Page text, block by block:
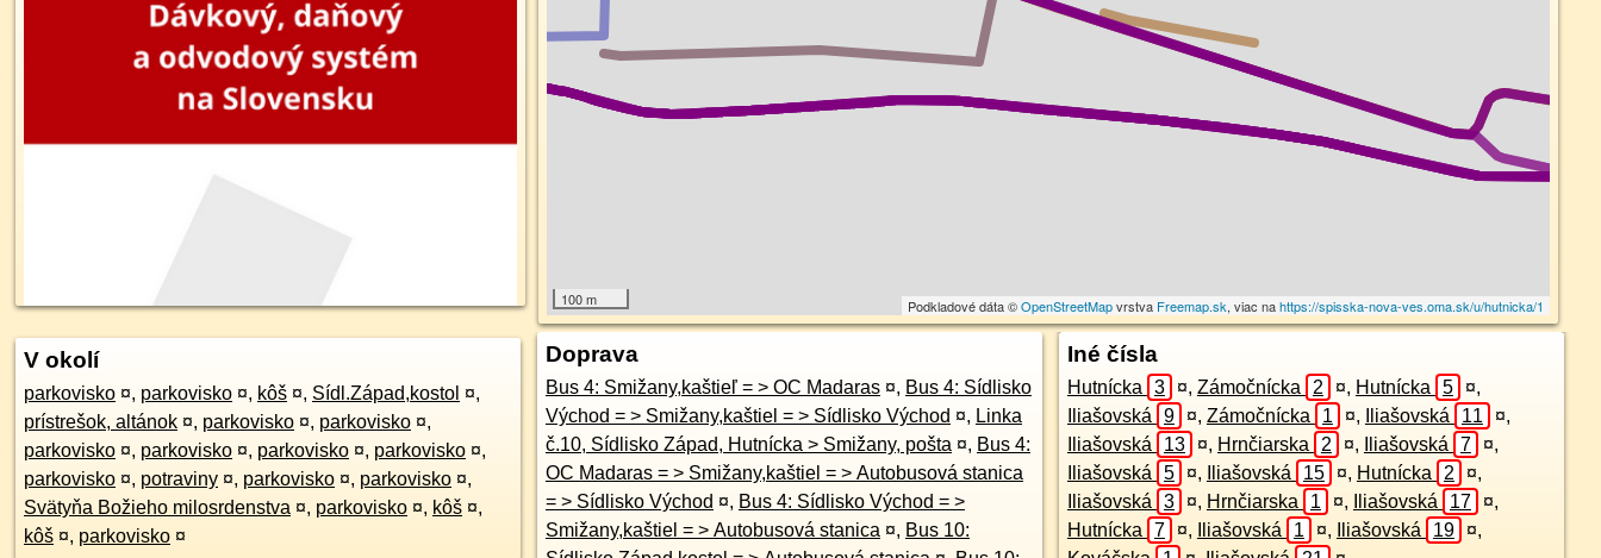
100 m Podkladové dáta ©OpenStreetMapvrstva Freemap.sk, viac nahttps://spisska-nova-ves.oma.sk/u/hutnicka/1
V okolí
parkovisko ¤, parkovisko ¤, kôš ¤, Sídl.Západ,kostol ¤,
prístrešok, altánok ¤, parkovisko ¤, parkovisko ¤,
parkovisko ¤, parkovisko ¤, parkovisko ¤, parkovisko ¤,
parkovisko ¤, potraviny ¤, parkovisko ¤, parkovisko ¤,
Svätyňa Božieho milosrdenstva ¤, parkovisko ¤, kôš ¤,
kôš ¤, parkovisko ¤
Doprava
Bus 4: Smižany,kaštieľ = > OC Madaras ¤, Bus 4: Sídlisko
Východ = > Smižany,kaštiel = > Sídlisko Východ ¤, Linka
č.10, Sídlisko Západ, Hutnícka > Smižany, pošta ¤, Bus 4:
OC Madaras = > Smižany,kaštiel = > Autobusová stanica
= > Sídlisko Východ ¤, Bus 4: Sídlisko Východ = >
Smižany,kaštiel = > Autobusová stanica ¤, Bus 10:
Iné čísla
Hutnícka 3 ¤, Zámočnícka 2 ¤, Hutnícka 5 ¤,
Iliašovská
9 ¤, Zámočnícka 1 ¤, Iliašovská 11 ¤,
Iliašovská
13 ¤, Hrnčiarska 2 ¤, Iliašovská 7 ¤,
Iliašovská
5 ¤, Iliašovská 15 ¤, Hutnícka 2 ¤,
Iliašovská
3 ¤, Hrnčiarska 1 ¤, Iliašovská 17 ¤,
Hutnícka
7 ¤, Iliašovská 1 ¤, Iliašovská 19 ¤,